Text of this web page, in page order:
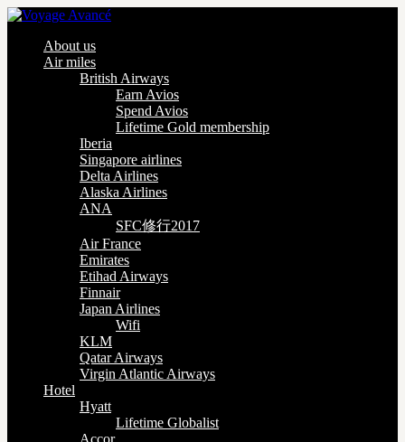
About us
Air miles
British Airways
Earn Avios
Spend Avios
Lifetime Gold membership
Iberia
Singapore airlines
Delta Airlines
Alaska Airlines
ANA
SFC修行2017
Air France
Emirates
Etihad Airways
Finnair
Japan Airlines
Wifi
KLM
Qatar Airways
Virgin Atlantic Airways
Hotel
Hyatt
Lifetime Globalist
Accor